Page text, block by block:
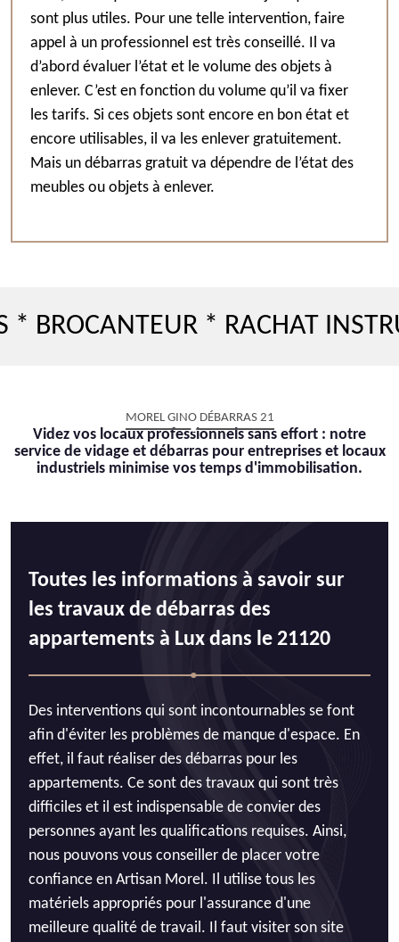
sont plus utiles. Pour une telle intervention, faire
appel à un professionnel est très conseillé. Il va
d’abord évaluer l’état et le volume des objets à
enlever. C’est en fonction du volume qu’il va fixer
les tarifs. Si ces objets sont encore en bon état et
encore utilisables, il va les enlever gratuitement.
Mais un débarras gratuit va dépendre de l’état des
meubles ou objets à enlever.
* RACHAT
MOREL GINO DÉBARRAS 21
Videz vos locaux professionnels sans effort : notre
service de vidage et débarras pour entreprises et locaux
industriels minimise vos temps d'immobilisation.
Toutes les informations à savoir sur
les travaux de débarras des
appartements à Lux dans le 21120
Des interventions qui sont incontournables se font
afin d'éviter les problèmes de manque d'espace. En
effet, il faut réaliser des débarras pour les
appartements. Ce sont des travaux qui sont très
difficiles et il est indispensable de convier des
personnes ayant les qualifications requises. Ainsi,
nous pouvons vous conseiller de placer votre
confiance en Artisan Morel. Il utilise tous les
matériels appropriés pour l'assurance d'une
meilleure qualité de travail. Il faut visiter son site